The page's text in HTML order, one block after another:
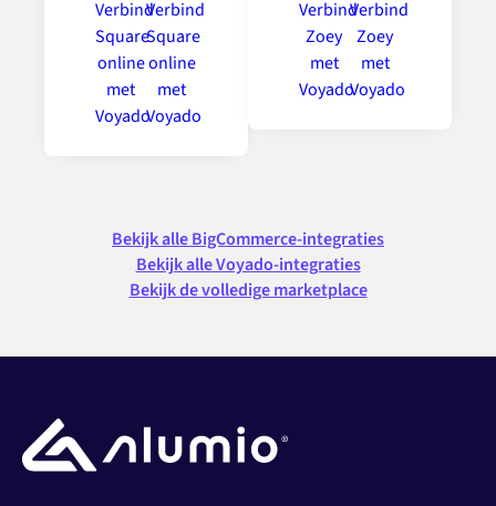
Bekijk alle BigCommerce-integraties
Bekijk alle Voyado-integraties
Bekijk de volledige marketplace